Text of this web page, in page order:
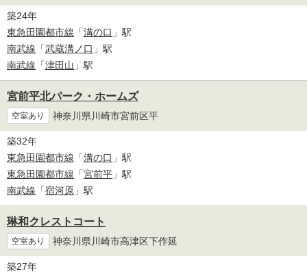
築24年
東急田園都市線 「溝の口 」駅
南武線 「武蔵溝ノ口 」駅
南武線 「津田山 」駅
宮前平北パーク・ホームズ
空室あり 神奈川県川崎市宮前区平
築32年
東急田園都市線 「溝の口 」駅
東急田園都市線 「宮前平 」駅
南武線 「宿河原 」駅
琳和クレストコート
空室あり 神奈川県川崎市高津区下作延
築27年